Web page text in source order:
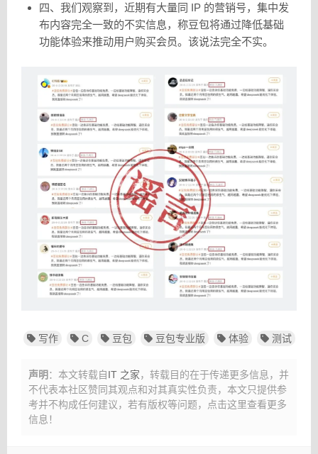
四、我们观察到，近期有大量同 IP 的营销号，集中发
布内容完全一致的不实信息，称豆包将通过降低基础
功能体验来推动用户购买会员。该说法完全不实。
写作 C 豆包 豆包专业版 体验 测试
声明 ：本文转载自IT 之家，转载目的在于传递更多信息，并
不代表本社区赞同其观点和对其真实性负责，本文只提供参
考并不构成任何建议， 若有版权等问题，点击这里查看更多
信息！